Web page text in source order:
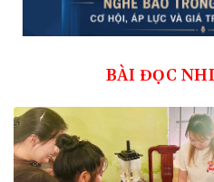
BÀI ĐỌC